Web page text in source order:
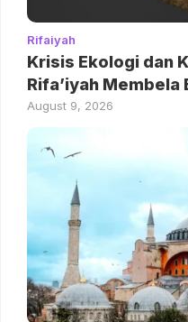
Rifaiyah
Krisis Ekologi dan
Rifa’iyah Membela
August 9, 2026